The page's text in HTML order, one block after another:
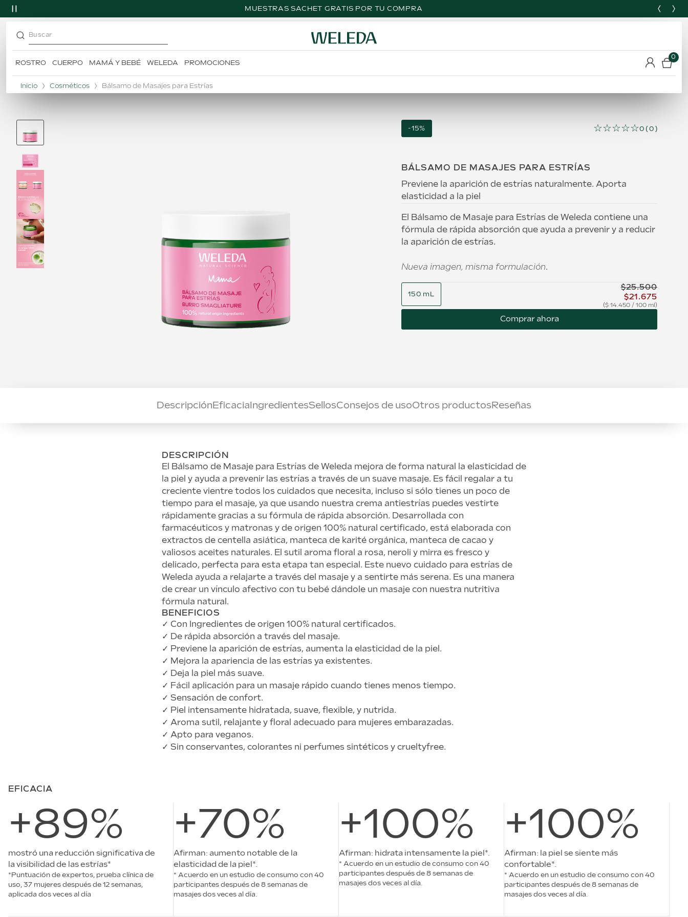
MUESTRAS SACHET GRATIS POR TU COMPRA
Buscar
ROSTRO CUERPO MAMÁ Y BEBÉ WELEDA PROMOCIONES
0
Inicio Cosméticos Bálsamo de Masajes para Estrías
-15% ☆☆☆☆☆0 (0)
BÁLSAMO DE MASAJES PARA ESTRÍAS
Previene la aparición de estrías naturalmente. Aporta
elasticidad a la piel
El Bálsamo de Masaje para Estrías de Weleda contiene una
fórmula de rápida absorción que ayuda a prevenir y a reducir
la aparición de estrías.
Nueva imagen, misma formulación.
150 mL
$25.500
$21.675
$ 14.450 / 100 ml
Comprar ahora
DescripciónEficacia IngredientesSellosConsejos de usoOtros productosReseñas
DESCRIPCIÓN
El Bálsamo de Masaje para Estrías de Weleda mejora de forma natural la elasticidad de
la piel y ayuda a prevenir las estrías a través de un suave masaje. Es fácil regalar a tu
creciente vientre todos los cuidados que necesita, incluso si sólo tienes un poco de
tiempo para el masaje, ya que usando nuestra crema antiestrías puedes vestirte
rápidamente gracias a su fórmula de rápida absorción. Desarrollada con
farmacéuticos y matronas y de origen 100% natural certificado, está elaborada con
extractos de centella asiática, manteca de karité orgánica, manteca de cacao y
valiosos aceites naturales. El sutil aroma floral a rosa, neroli y mirra es fresco y
delicado, perfecta para esta etapa tan especial. Este nuevo cuidado para estrías de
Weleda ayuda a relajarte a través del masaje y a sentirte más serena. Es una manera
de crear un vínculo afectivo con tu bebé dándole un masaje con nuestra nutritiva
fórmula natural.
BENEFICIOS
✓ Con Ingredientes de origen 100% natural certificados.
✓ De rápida absorción a través del masaje.
✓ Previene la aparición de estrías, aumenta la elasticidad de la piel.
✓ Mejora la apariencia de las estrías ya existentes.
✓ Deja la piel más suave.
✓ Fácil aplicación para un masaje rápido cuando tienes menos tiempo.
✓ Sensación de confort.
✓ Piel intensamente hidratada, suave, flexible, y nutrida.
✓ Aroma sutil, relajante y floral adecuado para mujeres embarazadas.
✓ Apto para veganos.
✓ Sin conservantes, colorantes ni perfumes sintéticos y crueltyfree.
EFICACIA
+89%
mostró una reducción significativa de
la visibilidad de las estrías*
*Puntuación de expertos, prueba clínica de
uso, 37 mujeres después de 12 semanas,
aplicada dos veces al día
+70%
Afirman: aumento notable de la
elasticidad de la piel*.
* Acuerdo en un estudio de consumo con 40
participantes después de 8 semanas de
masajes dos veces al día.
+100%
Afirman: hidrata intensamente la piel*.
* Acuerdo en un estudio de consumo con 40
participantes después de 8 semanas de
masajes dos veces al día.
+100%
Afirman: la piel se siente más
confortable*.
* Acuerdo en un estudio de consumo con 40
participantes después de 8 semanas de
masajes dos veces al día.
TÉRMINOS MÁS BUSCADOS
1.
desodorante
3.
champú
4.
5.